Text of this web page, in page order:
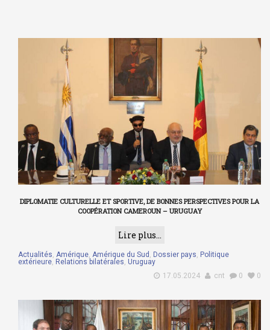
DIPLOMATIE CULTURELLE ET SPORTIVE, DE BONNES PERSPECTIVES POUR LA
COOPÉRATION CAMEROUN – URUGUAY
Lire plus...
Actualités, Amérique, Amérique du Sud , Dossier pays, Politique
extérieure, Relations bilatérales, Uruguay
17.05.2024
cnt 0 0